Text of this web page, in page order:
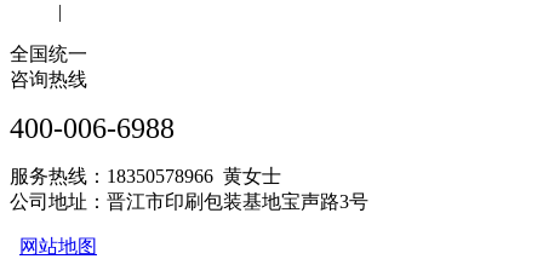
|
全国统一
咨询热线
400-006-6988
服务热线：18350578966 黄女士
公司地址：晋江市印刷包装基地宝声路3号
网站地图